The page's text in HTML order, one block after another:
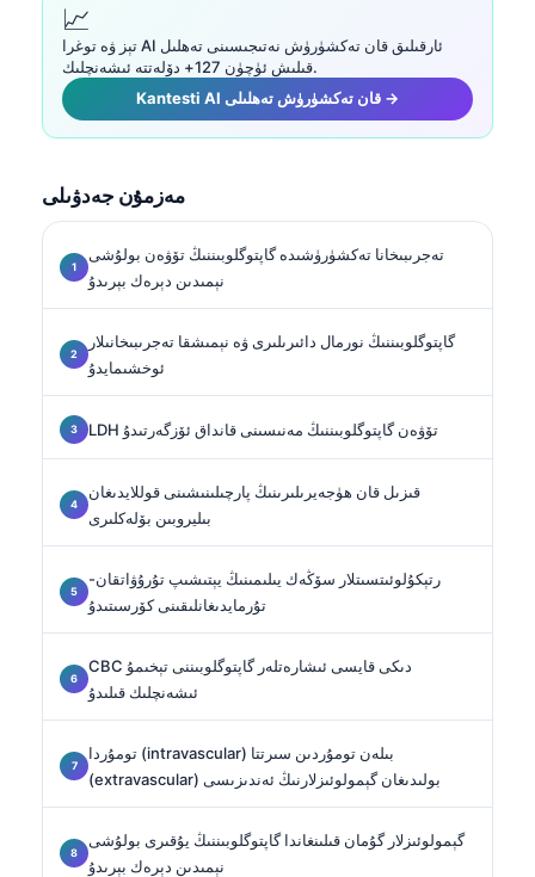
📈
تېز ۋە توغرا AI ئارقىلىق قان تەكشۈرۈش نەتىجىسىنى تەھلىل
قىلىش ئۈچۈن 127+ دۆلەتتە ئىشەنچلىك.
Kantesti AI قان تەكشۈرۈش تەھلىلى →
مەزمۇن جەدۋىلى
تەجرىبىخانا تەكشۈرۈشىدە گاپتوگلوبىننىڭ تۆۋەن بولۇشى
نېمىدىن دېرەك بېرىدۇ
گاپتوگلوبىننىڭ نورمال دائىرىلىرى ۋە نېمىشقا تەجرىبىخانىلار
ئوخشىمايدۇ
LDH تۆۋەن گاپتوگلوبىننىڭ مەنىسىنى قانداق ئۆزگەرتىدۇ
قىزىل قان ھۈجەيرىلىرىنىڭ پارچىلىنىشىنى قوللايدىغان
بىليروبىن بۆلەكلىرى
رتېكۇلوئىتسىتلار سۆڭەك يىلىمىنىڭ يېتىشىپ تۇرۇۋاتقان-
تۇرمايدىغانلىقىنى كۆرسىتىدۇ
CBC دىكى قايسى ئىشارەتلەر گاپتوگلوبىننى تېخىمۇ
ئىشەنچلىك قىلىدۇ
تومۇردا (intravascular) بىلەن تومۇردىن سىرتتا
(extravascular) بولىدىغان گېمولوئىزلارنىڭ ئەندىزىسى
گېمولوئىزلار گۇمان قىلىنغاندا گاپتوگلوبىننىڭ يۇقىرى بولۇشى
نېمىدىن دېرەك بېرىدۇ